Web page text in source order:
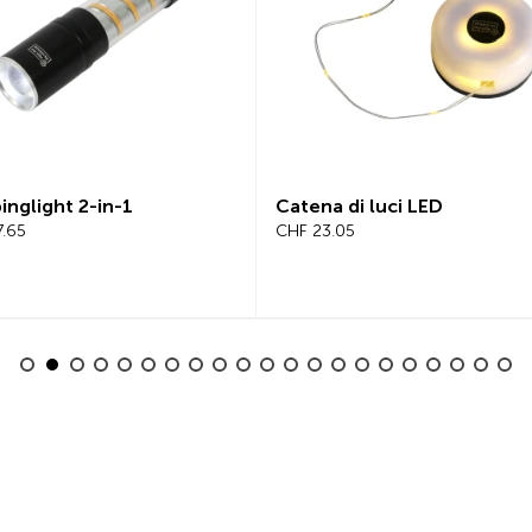
di luci LED
Beeline Velo 2 Computer
Bicicletta Set Completo